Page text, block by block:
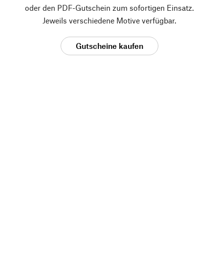
oder den PDF-Gutschein zum sofortigen Einsatz.
Jeweils verschiedene Motive verfügbar.
Gutscheine kaufen